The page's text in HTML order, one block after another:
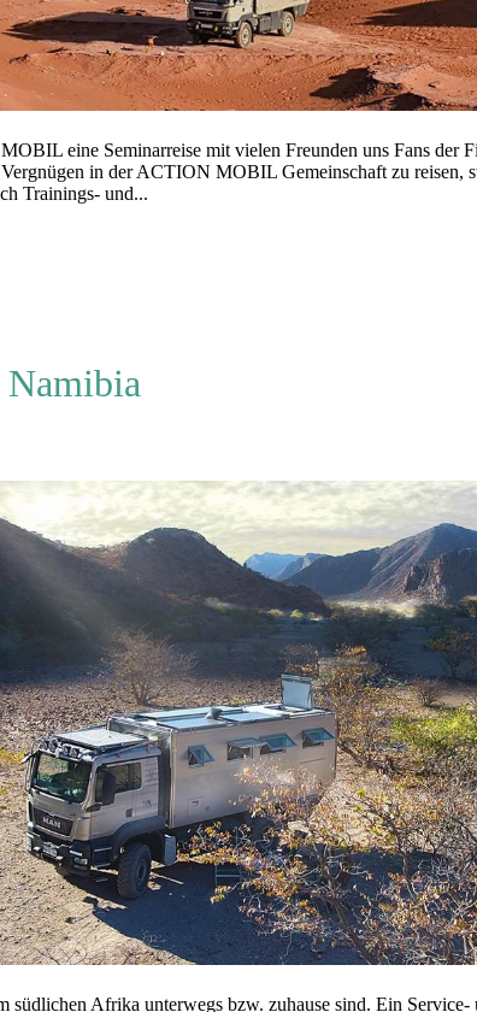
eine Seminarreise mit vielen Freunden uns Fans der
in der ACTION MOBIL Gemeinschaft zu reisen,
Trainings- und...
Afrika unterwegs bzw. zuhause sind. Ein Service-